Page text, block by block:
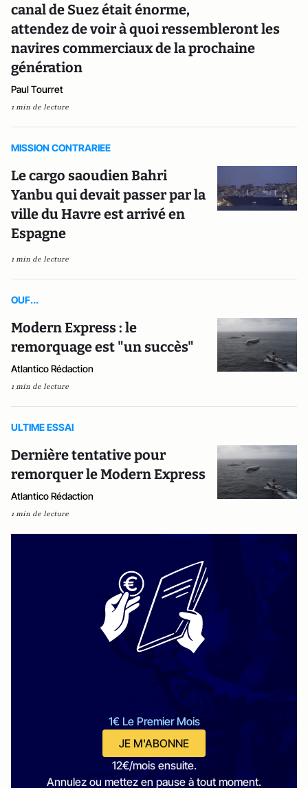
canal de Suez était énorme,
attendez de voir à quoi ressembleront les
navires commerciaux de la prochaine
génération
Paul Tourret
1 min de lecture
MISSION CONTRARIEE
Le cargo saoudien Bahri
Yanbu qui devait passer par la
ville du Havre est arrivé en
Espagne
1 min de lecture
OUF...
Modern Express : le
remorquage est "un succès"
Atlantico Rédaction
1 min de lecture
ULTIME ESSAI
Dernière tentative pour
remorquer le Modern Express
Atlantico Rédaction
1 min de lecture
1€ Le Premier Mois
JE M'ABONNE
12€/mois ensuite.
Annulez ou mettez en pause à tout moment.